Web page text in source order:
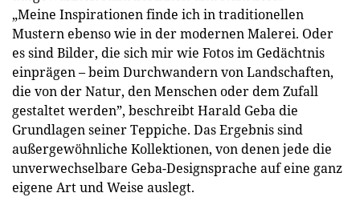
„Meine Inspirationen finde ich in traditionellen
Mustern ebenso wie in der modernen Malerei. Oder
es sind Bilder, die sich mir wie Fotos im Gedächtnis
einprägen – beim Durchwandern von Landschaften,
die von der Natur, den Menschen oder dem Zufall
gestaltet werden”, beschreibt Harald Geba die
Grundlagen seiner Teppiche. Das Ergebnis sind
außergewöhnliche Kollektionen, von denen jede die
unverwechselbare Geba-Designsprache auf eine ganz
eigene Art und Weise auslegt.